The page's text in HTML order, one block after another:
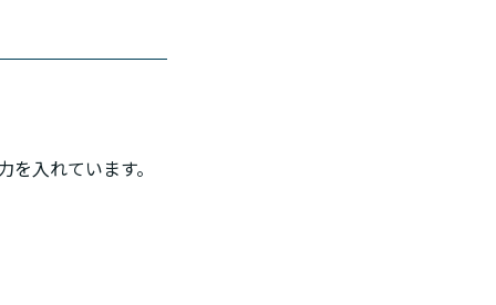
入れています。